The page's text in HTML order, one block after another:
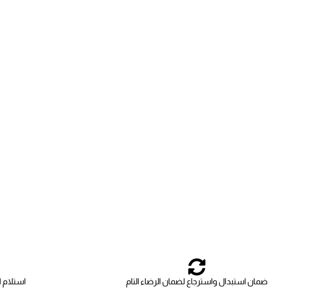
ضمان استبدال واسترجاع لضمان الرضاء التام استلام